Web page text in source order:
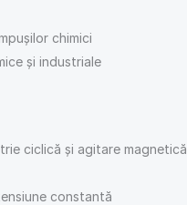
chimici
și industriale
ciclică și agitare magnetică
constantă